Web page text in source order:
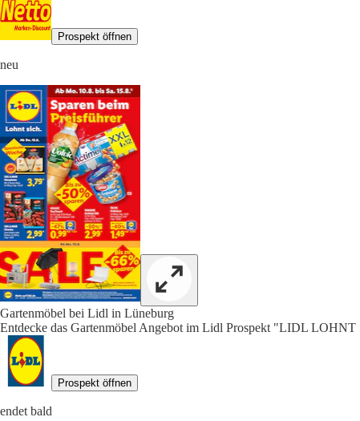
Prospekt öffnen
neu
Gartenmöbel bei Lidl in Lüneburg
Entdecke das Gartenmöbel Angebot im Lidl Prospekt "LIDL LOHNT
Prospekt öffnen
endet bald